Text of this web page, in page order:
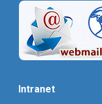
Intranet